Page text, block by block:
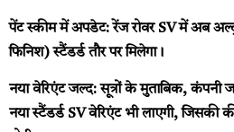
पेंट स्कीम में अपडेट:रेंज रोवर SV में अब
फिनिश) स्टैंडर्ड तौर पर मिलेगा।
नया वेरिएंट जल्द:सूत्रों के मुताबिक, कंपनी
नया स्टैंडर्ड SV वेरिएंट भी लाएगी,